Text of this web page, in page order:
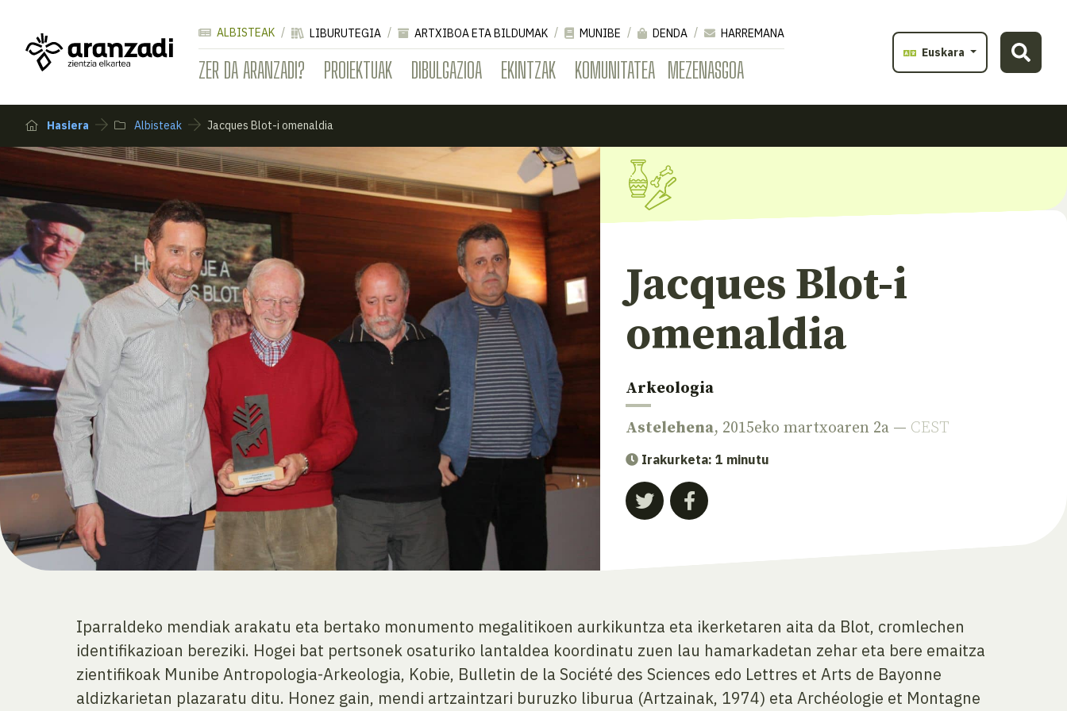
ZER DA ARANZADI? PROIEKTUAK DIBULGAZIOA EKINTZAK KOMUNITATEA MEZENASGOA
ALBISTEAK LIBURUTEGIA ARTXIBOA ETA BILDUMAK MUNIBE DENDA
HARREMANA
Euskara
Hasiera Albisteak Jacques Blot-i omenaldia
Jacques Blot-i
omenaldia
Arkeologia
Astelehena, 2015eko martxoaren 2a — CEST
Irakurketa: 1 minutu
Iparraldeko mendiak arakatu eta bertako monumento megalitikoen aurkikuntza eta ikerketaren aita da Blot, cromlechen
identifikazioan bereziki. Hogei bat pertsonek osaturiko lantaldea koordinatu zuen lau hamarkadetan zehar eta bere emaitza
zientifikoak Munibe Antropologia-Arkeologia, Kobie, Bulletin de la Société des Sciences edo Lettres et Arts de Bayonne
aldizkarietan plazaratu ditu. Honez gain, mendi artzaintzari buruzko liburua (Artzainak, 1974) eta Archéologie et Montagne